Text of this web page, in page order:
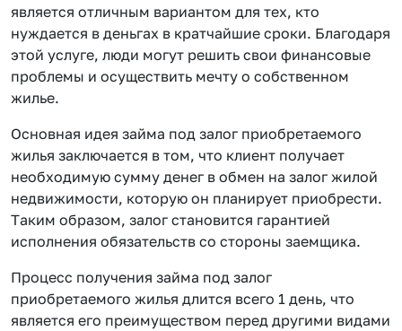
является отличным вариантом для тех, кто
нуждается в деньгах в кратчайшие сроки. Благодаря
этой услуге, люди могут решить свои финансовые
проблемы и осуществить мечту о собственном
жилье.
Основная идея займа под залог приобретаемого
жилья заключается в том, что клиент получает
необходимую сумму денег в обмен на залог жилой
недвижимости, которую он планирует приобрести.
Таким образом, залог становится гарантией
исполнения обязательств со стороны заемщика.
Процесс получения займа под залог
приобретаемого жилья длится всего 1 день, что
является его преимуществом перед другими видами